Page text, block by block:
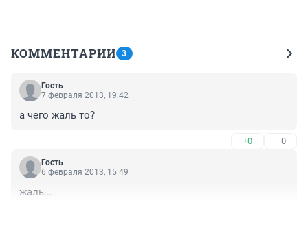
КОММЕНТАРИИ 3
Гость
7 февраля 2013, 19:42
а чего жаль то?
+0 –0
Гость
6 февраля 2013, 15:49
жаль...